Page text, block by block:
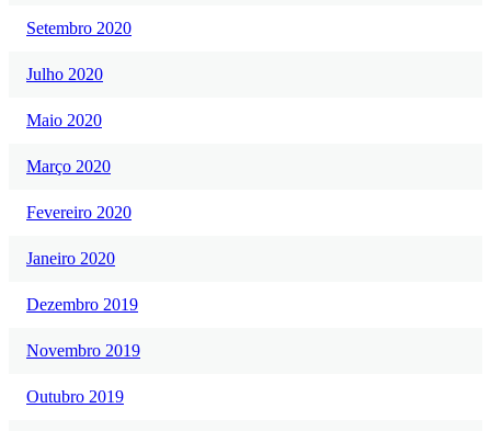
Setembro 2020
Julho 2020
Maio 2020
Março 2020
Fevereiro 2020
Janeiro 2020
Dezembro 2019
Novembro 2019
Outubro 2019